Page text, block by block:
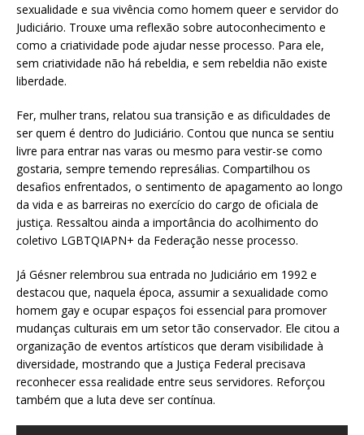
sexualidade e sua vivência como homem queer e servidor do
Judiciário. Trouxe uma reflexão sobre autoconhecimento e
como a criatividade pode ajudar nesse processo. Para ele,
sem criatividade não há rebeldia, e sem rebeldia não existe
liberdade.
Fer, mulher trans, relatou sua transição e as dificuldades de
ser quem é dentro do Judiciário. Contou que nunca se sentiu
livre para entrar nas varas ou mesmo para vestir-se como
gostaria, sempre temendo represálias. Compartilhou os
desafios enfrentados, o sentimento de apagamento ao longo
da vida e as barreiras no exercício do cargo de oficiala de
justiça. Ressaltou ainda a importância do acolhimento do
coletivo LGBTQIAPN+ da Federação nesse processo.
Já Gésner relembrou sua entrada no Judiciário em 1992 e
destacou que, naquela época, assumir a sexualidade como
homem gay e ocupar espaços foi essencial para promover
mudanças culturais em um setor tão conservador. Ele citou a
organização de eventos artísticos que deram visibilidade à
diversidade, mostrando que a Justiça Federal precisava
reconhecer essa realidade entre seus servidores. Reforçou
também que a luta deve ser contínua.